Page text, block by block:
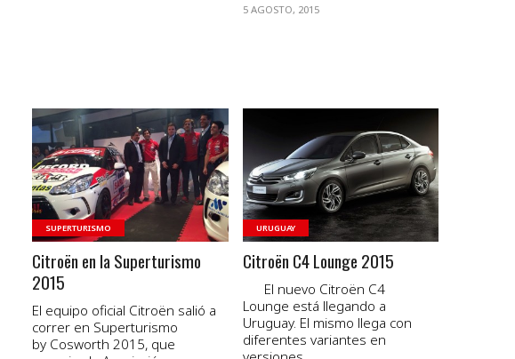
5 AGOSTO, 2015
VER NOTA
SUPERTURISMO
Citroën en la Superturismo
2015
El equipo oficial Citroën salió a
correr en Superturismo
by Cosworth 2015, que
VER NOTA
URUGUAY
Citroën C4 Lounge 2015
El nuevo Citroën C4
Lounge está llegando a
Uruguay. El mismo llega con
diferentes variantes en